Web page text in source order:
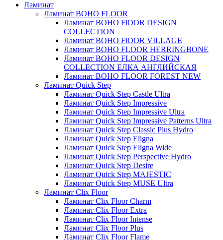
Ламинат
Ламинат BOHO FLOOR
Ламинат BOHO FlOOR DESIGN
COLLECTION
Ламинат BOHO FlOOR VILLAGE
Ламинат BOHO FLOOR HERRINGBONE
Ламинат BOHO FLOOR DESIGN
COLLECTION ЕЛКА АНГЛИЙСКАЯ
Ламинат BOHO FLOOR FOREST NEW
Ламинат Quick Step
Ламинат Quick Step Castle Ultra
Ламинат Quick Step Impressive
Ламинат Quick Step Impressive Ultra
Ламинат Quick Step Impressive Patterns Ultra
Ламинат Quick Step Classic Plus Hydro
Ламинат Quick Step Eligna
Ламинат Quick Step Eligna Wide
Ламинат Quick Step Perspective Hydro
Ламинат Quick Step Desire
Ламинат Quick Step MAJESTIC
Ламинат Quick Step MUSE Ultra
Ламинат Clix Floor
Ламинат Clix Floor Charm
Ламинат Clix Floor Extra
Ламинат Clix Floor Intense
Ламинат Clix Floor Plus
Ламинат Clix Floor Flame